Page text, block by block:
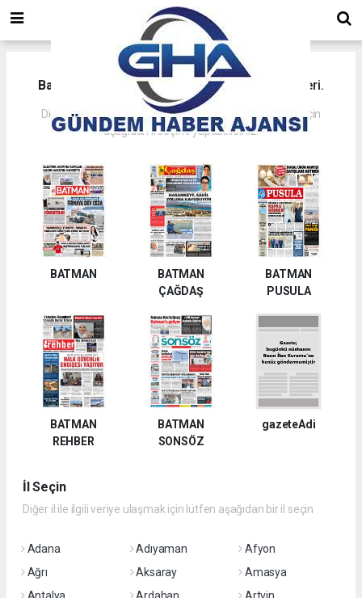
Batman il ve ilçelerine ait yerel gazete manşetleri.
Diğer il ilçelere ait yerel gazete manşetlerini inceleme için
aşağıdan il seçimi yapabilirsiniz.
BATMAN
BATMAN
ÇAĞDAŞ
BATMAN
PUSULA
BATMAN
REHBER
BATMAN
SONSÖZ
gazeteAdi
İl Seçin
Diğer il ile ilgili veriye ulaşmak için lütfen aşağıdan bir il seçin
Adana Adıyaman
Afyon
Ağrı
Aksaray
Amasya